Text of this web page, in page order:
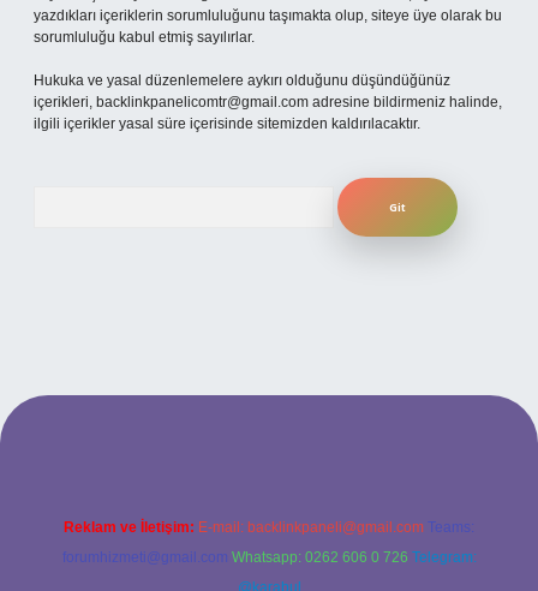
yazdıkları içeriklerin sorumluluğunu taşımakta olup, siteye üye olarak bu
sorumluluğu kabul etmiş sayılırlar.
Hukuka ve yasal düzenlemelere aykırı olduğunu düşündüğünüz
içerikleri, backlinkpanelicomtr@gmail.com adresine bildirmeniz halinde,
ilgili içerikler yasal süre içerisinde sitemizden kaldırılacaktır.
giriş
Reklam ve İletişim: E-mail: backlinkpaneli@gmail.com Teams:
forumhizmeti@gmail.com Whatsapp: 0262 606 0 726 Telegram:
@karabul